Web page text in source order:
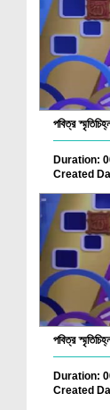
পবিত্র
Duration:
Created
পবিত্র
Duration:
Created